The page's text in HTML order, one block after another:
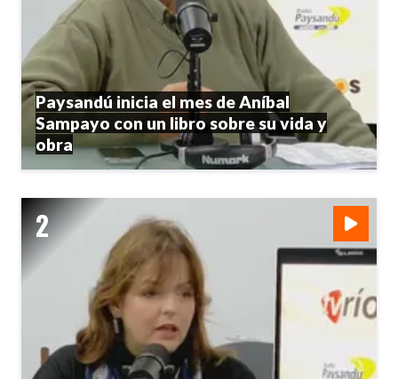
Paysandú inicia el mes de Aníbal
Sampayo con un libro sobre su vida y
obra